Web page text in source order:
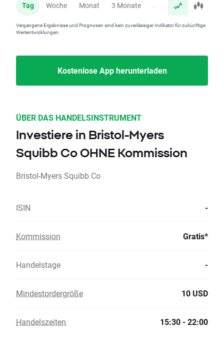
Tag Woche Monat 3 Monate Jahr
Vergangene Ergebnisse und Prognosen sind kein zuverlässiger Indikator für zukünftige
Wertentwicklungen.
Kostenlose App herunterladen
ÜBER DAS HANDELSINSTRUMENT
Investiere in Bristol-Myers
Squibb Co OHNE Kommission
Bristol-Myers Squibb Co
ISIN -
Kommission Gratis*
Handelstage -
Mindestordergröße 10 USD
Handelszeiten 15:30 - 22:00